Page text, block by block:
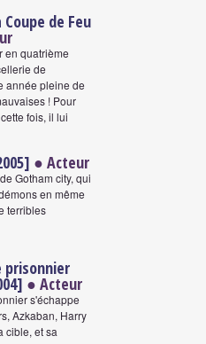
de Feu
en quatrième
de
année pleine de
! Pour
fois, il lui
● Acteur
Gotham city, qui
en même
terribles
prisonnier
● Acteur
s'échappe
Azkaban, Harry
cible, et sa